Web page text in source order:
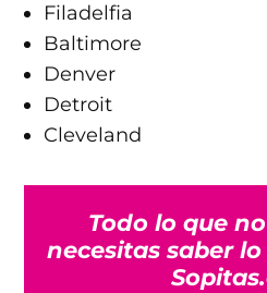
Filadelfia
Baltimore
Denver
Detroit
Cleveland
Todo lo que
necesitas saber